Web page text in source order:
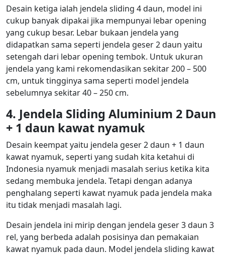
Desain ketiga ialah jendela sliding 4 daun, model ini
cukup banyak dipakai jika mempunyai lebar opening
yang cukup besar. Lebar bukaan jendela yang
didapatkan sama seperti jendela geser 2 daun yaitu
setengah dari lebar opening tembok. Untuk ukuran
jendela yang kami rekomendasikan sekitar 200 – 500
cm, untuk tingginya sama seperti model jendela
sebelumnya sekitar 40 – 250 cm.
4. Jendela Sliding Aluminium 2 Daun
+ 1 daun kawat nyamuk
Desain keempat yaitu jendela geser 2 daun + 1 daun
kawat nyamuk, seperti yang sudah kita ketahui di
Indonesia nyamuk menjadi masalah serius ketika kita
sedang membuka jendela. Tetapi dengan adanya
penghalang seperti kawat nyamuk pada jendela maka
itu tidak menjadi masalah lagi.
Desain jendela ini mirip dengan jendela geser 3 daun 3
rel, yang berbeda adalah posisinya dan pemakaian
kawat nyamuk pada daun. Model jendela sliding kawat